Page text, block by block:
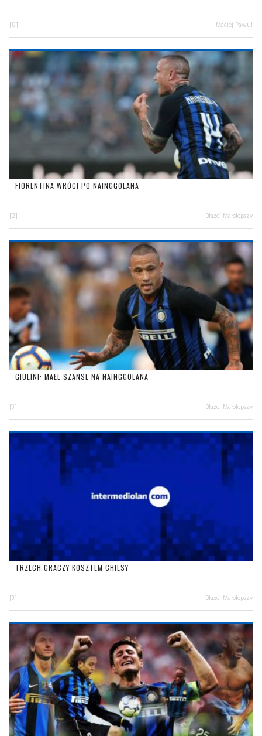
[8] Maciej Pawul
FIORENTINA WRÓCI PO NAINGGOLANA
[2] Błażej Małolepszy
GIULINI: MAŁE SZANSE NA NAINGGOLANA
[3] Błażej Małolepszy
TRZECH GRACZY KOSZTEM CHIESY
[3] Błażej Małolepszy